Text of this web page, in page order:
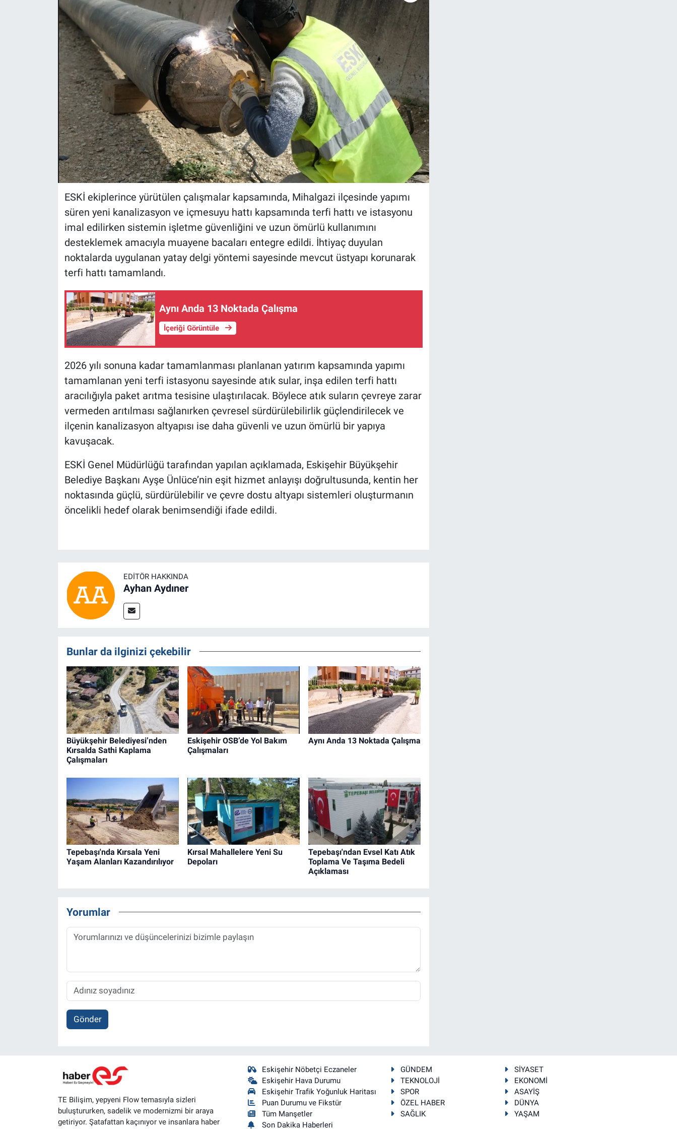
ESKİ ekiplerince yürütülen çalışmalar kapsamında, Mihalgazi ilçesinde yapımı
süren yeni kanalizasyon ve içmesuyu hattı kapsamında terfi hattı ve istasyonu
imal edilirken sistemin işletme güvenliğini ve uzun ömürlü kullanımını
desteklemek amacıyla muayene bacaları entegre edildi. İhtiyaç duyulan
noktalarda uygulanan yatay delgi yöntemi sayesinde mevcut üstyapı korunarak
terfi hattı tamamlandı.
Aynı Anda 13 Noktada Çalışma
İçeriği Görüntüle
2026 yılı sonuna kadar tamamlanması planlanan yatırım kapsamında yapımı
tamamlanan yeni terfi istasyonu sayesinde atık sular, inşa edilen terfi hattı
aracılığıyla paket arıtma tesisine ulaştırılacak. Böylece atık suların çevreye zarar
vermeden arıtılması sağlanırken çevresel sürdürülebilirlik güçlendirilecek ve
ilçenin kanalizasyon altyapısı ise daha güvenli ve uzun ömürlü bir yapıya
kavuşacak.
ESKİ Genel Müdürlüğü tarafından yapılan açıklamada, Eskişehir Büyükşehir
Belediye Başkanı Ayşe Ünlüce’nin eşit hizmet anlayışı doğrultusunda, kentin her
noktasında güçlü, sürdürülebilir ve çevre dostu altyapı sistemleri oluşturmanın
öncelikli hedef olarak benimsendiği ifade edildi.
EDITÖR HAKKINDA
Ayhan Aydıner
Bunlar da ilginizi çekebilir
Büyükşehir Belediyesi’nden
Kırsalda Sathi Kaplama
Çalışmaları
Eskişehir OSB’de Yol Bakım
Çalışmaları
Aynı Anda 13 Noktada Çalışma
Tepebaşı'nda Kırsala Yeni
Yaşam Alanları Kazandırılıyor
Kırsal Mahallelere Yeni Su
Depoları
Tepebaşı'ndan Evsel Katı Atık
Toplama Ve Taşıma Bedeli
Açıklaması
Yorumlar
Gönder
TE Bilişim, yepyeni Flow temasıyla sizleri
buluştururken, sadelik ve modernizmi bir araya
getiriyor. Şatafattan kaçınıyor ve insanlara haber
Eskişehir Nöbetçi Eczaneler
Eskişehir Hava Durumu
Eskişehir Trafik Yoğunluk Haritası
Puan Durumu ve Fikstür
Tüm Manşetler
Son Dakika Haberleri
GÜNDEM
SİYASET
TEKNOLOJİ
EKONOMİ
SPOR
ASAYİŞ
ÖZEL HABER
DÜNYA
SAĞLIK
YAŞAM